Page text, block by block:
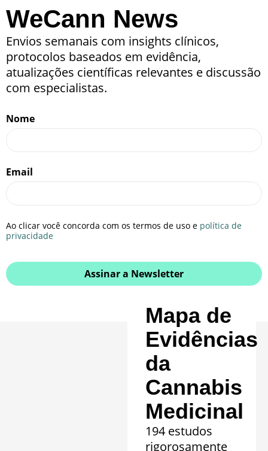
WeCann News
Envios semanais com insights clínicos,
protocolos baseados em evidência,
atualizações científicas relevantes e discussão
com especialistas.
Nome
Email
Ao clicar você concorda com os termos de uso e política de
privacidade
Assinar a Newsletter
Mapa de
Evidências
da
Cannabis
Medicinal
194 estudos
rigorosamente